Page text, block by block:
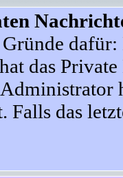
das
Falls das